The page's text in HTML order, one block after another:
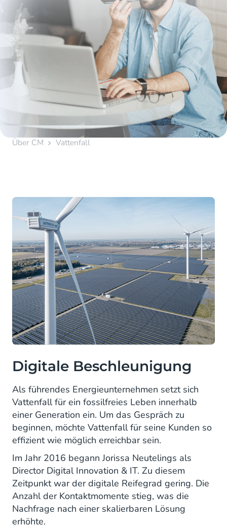
Über CM Vattenfall
Digitale Beschleunigung
Als führendes Energieunternehmen setzt sich
Vattenfall für ein fossilfreies Leben innerhalb
einer Generation ein. Um das Gespräch zu
beginnen, möchte Vattenfall für seine Kunden so
effizient wie möglich erreichbar sein.
Im Jahr 2016 begann Jorissa Neutelings als
Director Digital Innovation & IT. Zu diesem
Zeitpunkt war der digitale Reifegrad gering. Die
Anzahl der Kontaktmomente stieg, was die
Nachfrage nach einer skalierbaren Lösung
erhöhte.